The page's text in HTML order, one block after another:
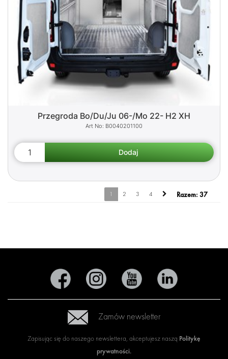
Przegroda Bo/Du/Ju 06-/Mo 22- H2 XH
B0040201100
1 2 3 4 Razem: 37
Zamów newsletter
Zapisując się do naszego newslettera, akceptujesz naszą Politykę
prywatności.